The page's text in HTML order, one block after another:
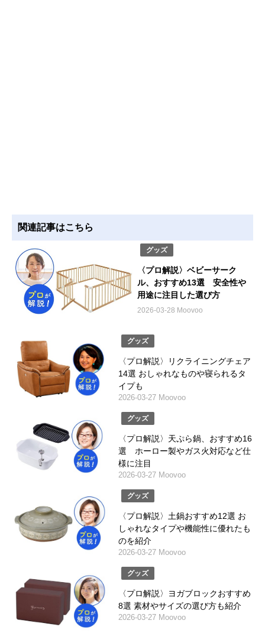
関連記事はこちら
グッズ
〈プロ解説〉ベビーサーク
ル、おすすめ13選 安全性や
用途に注目した選び方
2026-03-28 Moovoo
グッズ
〈プロ解説〉リクライニングチェア
14選 おしゃれなものや寝られるタ
イプも
2026-03-27 Moovoo
グッズ
〈プロ解説〉天ぷら鍋、おすすめ16
選 ホーロー製やガス火対応など仕
様に注目
2026-03-27 Moovoo
グッズ
〈プロ解説〉土鍋おすすめ12選 お
しゃれなタイプや機能性に優れたも
のを紹介
2026-03-27 Moovoo
グッズ
〈プロ解説〉ヨガブロックおすすめ
8選 素材やサイズの選び方も紹介
2026-03-27 Moovoo